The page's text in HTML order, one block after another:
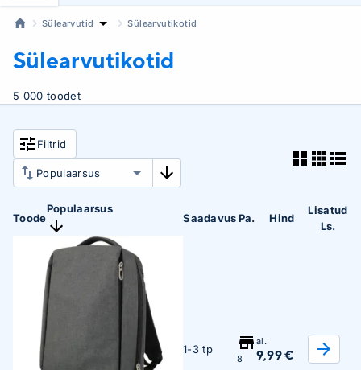
Sülearvutid Sülearvutikotid
Sülearvutikotid
5 000 toodet
Filtrid
Toode
Populaarsus
SaadavusPa. Hind
Lisatud
Ls.
1-3 tp
8
al.
9,99 €